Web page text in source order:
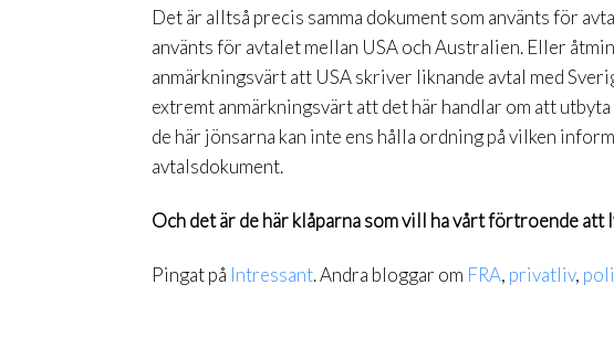
Det är alltså precis samma dokument som använts för
använts för avtalet mellan USA och Australien. Eller
anmärkningsvärt att USA skriver liknande avtal med
extremt anmärkningsvärt att det här handlar om att
de här jönsarna kan inte ens hålla ordning på vilken
avtalsdokument.
Och det är de här klåparna som vill ha vårt förtroende att
Pingat på Intressant. Andra bloggar om FRA, privatliv,